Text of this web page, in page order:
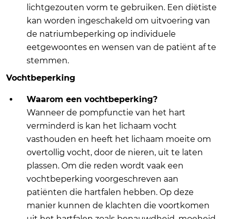
lichtgezouten vorm te gebruiken. Een diëtiste
kan worden ingeschakeld om uitvoering van
de natriumbeperking op individuele
eetgewoontes en wensen van de patiënt af te
stemmen.
Vochtbeperking
Waarom een vochtbeperking?
Wanneer de pompfunctie van het hart
verminderd is kan het lichaam vocht
vasthouden en heeft het lichaam moeite om
overtollig vocht, door de nieren, uit te laten
plassen. Om die reden wordt vaak een
vochtbeperking voorgeschreven aan
patiënten die hartfalen hebben. Op deze
manier kunnen de klachten die voortkomen